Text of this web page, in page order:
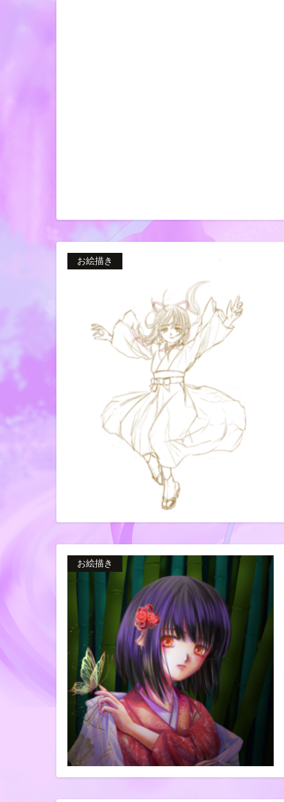
お絵描き
お絵描き